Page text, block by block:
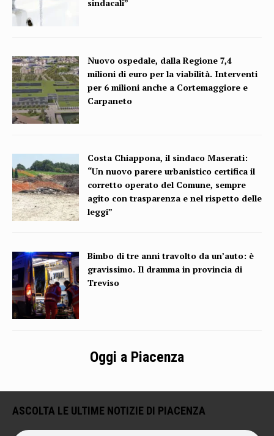
sindacali”
Nuovo ospedale, dalla Regione 7,4
milioni di euro per la viabilità. Interventi
per 6 milioni anche a Cortemaggiore e
Carpaneto
Costa Chiappona, il sindaco Maserati:
“Un nuovo parere urbanistico certifica il
corretto operato del Comune, sempre
agito con trasparenza e nel rispetto delle
leggi”
Bimbo di tre anni travolto da un’auto: è
gravissimo. Il dramma in provincia di
Treviso
Oggi a Piacenza
ASCOLTA LE ULTIME NOTIZIE DI PIACENZA